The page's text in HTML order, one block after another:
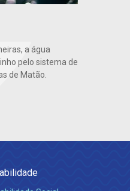
a água
pelo sistema de
de Matão.